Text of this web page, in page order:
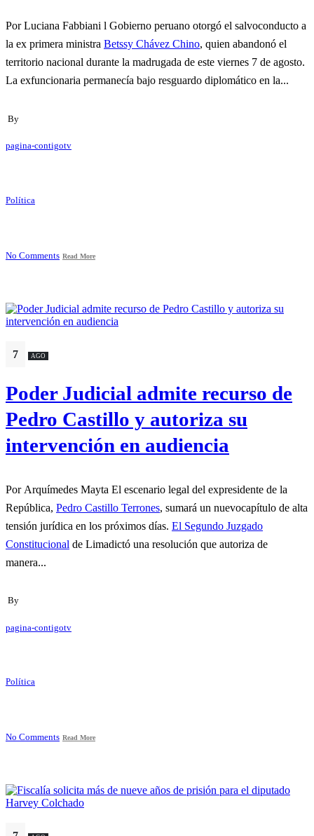
Por Luciana Fabbiani l Gobierno peruano otorgó el salvoconducto a
la ex primera ministra Betssy Chávez Chino, quien abandonó el
territorio nacional durante la madrugada de este viernes 7 de agosto.
La exfuncionaria permanecía bajo resguardo diplomático en la...
By
pagina-contigotv
Política
No Comments Read More
7 AGO
Poder Judicial admite recurso de
Pedro Castillo y autoriza su
intervención en audiencia
Por Arquímedes Mayta El escenario legal del expresidente de la
República, Pedro Castillo Terrones, sumará un nuevocapítulo de alta
tensión jurídica en los próximos días. El Segundo Juzgado
Constitucional de Limadictó una resolución que autoriza de
manera...
By
pagina-contigotv
Política
No Comments Read More